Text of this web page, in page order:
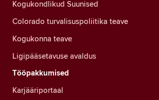
Kogukondlikud Suunised
Colorado turvalisuspoliitika teave
Kogukonna teave
Ligipääsetavuse avaldus
Tööpakkumised
Karjääriportaal